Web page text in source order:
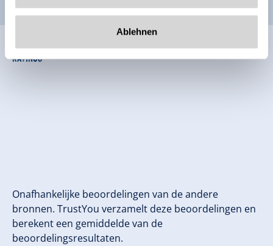
Ablehnen
Ratings
Onafhankelijke beoordelingen van de andere
bronnen. TrustYou verzamelt deze beoordelingen en
berekent een gemiddelde van de
beoordelingsresultaten.